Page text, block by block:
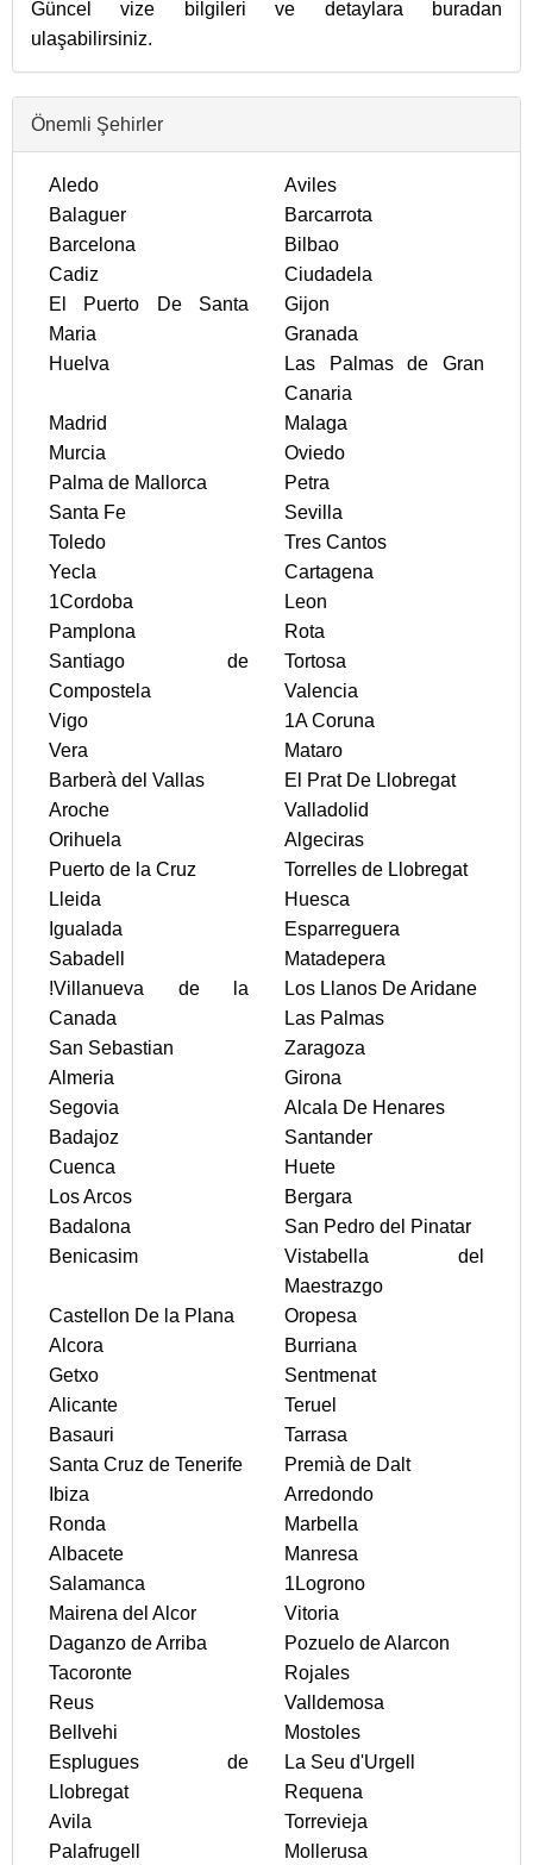
Güncel vize bilgileri ve detaylara buradan
ulaşabilirsiniz.
Önemli Şehirler
Aledo
Aviles
Balaguer
Barcarrota
Barcelona
Bilbao
Cadiz
Ciudadela
El Puerto De Santa
Maria
Gijon
Granada
Huelva
Las Palmas de Gran
Canaria
Madrid
Malaga
Murcia
Oviedo
Palma de Mallorca
Petra
Santa Fe
Sevilla
Toledo
Tres Cantos
Yecla
Cartagena
1Cordoba
Leon
Pamplona
Rota
Santiago de
Compostela
Tortosa
Valencia
Vigo
1A Coruna
Vera
Mataro
Barberà del Vallas
El Prat De Llobregat
Aroche
Valladolid
Orihuela
Algeciras
Puerto de la Cruz
Torrelles de Llobregat
Lleida
Huesca
Igualada
Esparreguera
Sabadell
Matadepera
!Villanueva de la
Canada
Los Llanos De Aridane
Las Palmas
San Sebastian
Zaragoza
Almeria
Girona
Segovia
Alcala De Henares
Badajoz
Santander
Cuenca
Huete
Los Arcos
Bergara
Badalona
San Pedro del Pinatar
Benicasim
Vistabella del
Maestrazgo
Castellon De la Plana
Oropesa
Alcora
Burriana
Getxo
Sentmenat
Alicante
Teruel
Basauri
Tarrasa
Santa Cruz de Tenerife
Premià de Dalt
Ibiza
Arredondo
Ronda
Marbella
Albacete
Manresa
Salamanca
1Logrono
Mairena del Alcor
Vitoria
Daganzo de Arriba
Pozuelo de Alarcon
Tacoronte
Rojales
Reus
Valldemosa
Bellvehi
Mostoles
Esplugues de
Llobregat
La Seu d'Urgell
Requena
Avila
Torrevieja
Palafrugell
Mollerusa